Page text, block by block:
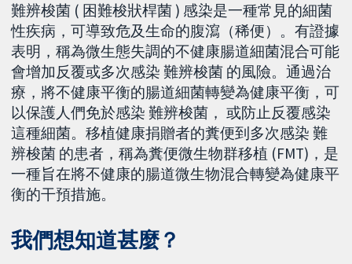
難辨梭菌 ( 困難梭狀桿菌 ) 感染是一種常見的細菌
性疾病，可導致危及生命的腹瀉（稀便）。有證據
表明，稱為微生態失調的不健康腸道細菌混合可能
會增加反覆或多次感染 難辨梭菌 的風險。通過治
療，將不健康平衡的腸道細菌轉變為健康平衡，可
以保護人們免於感染 難辨梭菌， 或防止反覆感染
這種細菌。移植健康捐贈者的糞便到多次感染 難
辨梭菌 的患者，稱為糞便微生物群移植 (FMT)，是
一種旨在將不健康的腸道微生物混合轉變為健康平
衡的干預措施。
我們想知道甚麼？